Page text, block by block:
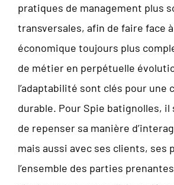
pratiques de management plus
transversales, afin de faire face
économique toujours plus
de métier en perpétuelle
l’adaptabilité sont clés pour une
durable. Pour Spie batignolles, il
de repenser sa manière
mais aussi avec ses clients, ses
l’ensemble des parties